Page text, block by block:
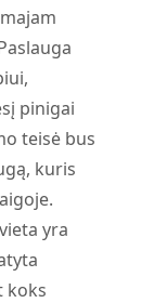
pinigai
teisė bus
kuris
yra
koks